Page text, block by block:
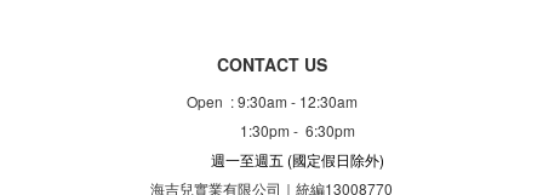
CONTACT US
Open : 9:30am - 12:30am
1:30pm - 6:30pm
週一至週五 (國定假日除外)
海吉兒實業有限公司｜統編13008770